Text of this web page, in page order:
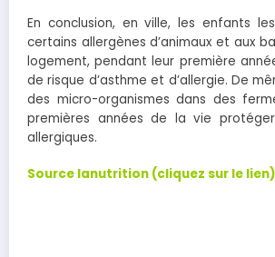
En conclusion, en ville, les enfants
certains allergènes d’animaux et aux
logement, pendant leur première
de risque d’asthme et d’allergie. De
des micro-organismes dans des
premières années de la vie
allergiques.
Source lanutrition (cliquez sur le lien)